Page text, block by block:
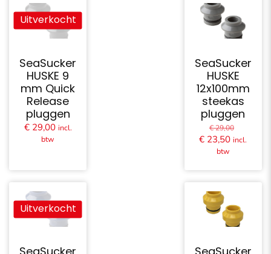
Uitverkocht
SeaSucker
HUSKE 9
mm Quick
Release
pluggen
€29,00 incl.
btw
SeaSucker
HUSKE
12x100mm
steekas
pluggen
€29,00
prijs
€ 23,50Huidige
incl.
btw
Uitverkocht